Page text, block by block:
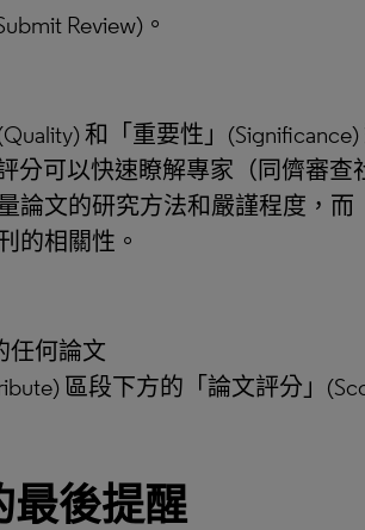
Review)。
和「重要性」
評分可以快速瞭解專家（同儕審
論文的研究方法和嚴謹程度，而
的相關性。
任何論文
區段下方的「論文評分」
最後提醒